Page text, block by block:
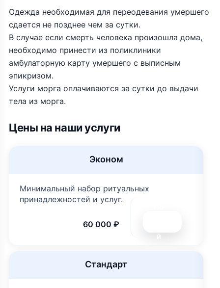
Одежда необходимая для переодевания умершего
сдается не позднее чем за сутки.
В случае если смерть человека произошла дома,
необходимо принести из поликлиники
амбулаторную карту умершего с выписным
эпикризом.
Услуги морга оплачиваются за сутки до выдачи
тела из морга.
Цены на наши услуги
Эконом
Минимальный набор ритуальных
принадлежностей и услуг.
60 000 ₽
й
Стандарт